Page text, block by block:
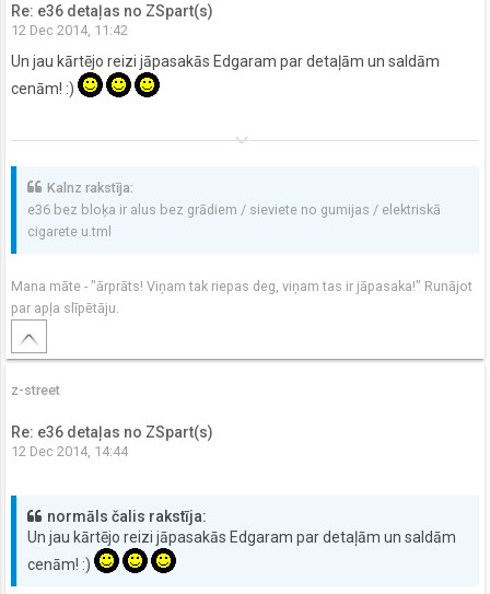
Re: e36 detaļas no ZSpart(s)
12 Dec 2014, 11:42
Un jau kārtējo reizi jāpasakās Edgaram par detaļām un saldām
cenām! :)
keyboard_arrow_down
Kalnz rakstīja:
e36 bez bloķa ir alus bez grādiem / sieviete no gumijas / elektriskā
cigarete u.tml
Mana māte - "ārprāts! Viņam tak riepas deg, viņam tas ir jāpasaka!" Runājot
par apļa slīpētāju.
z-street
Re: e36 detaļas no ZSpart(s)
12 Dec 2014, 14:44
normāls čalis rakstīja:
Un jau kārtējo reizi jāpasakās Edgaram par detaļām un saldām
cenām! :)